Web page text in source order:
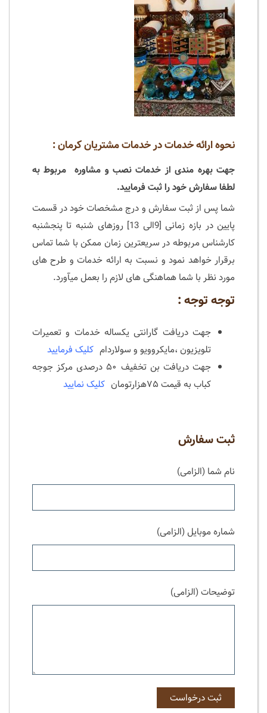
نحوه ارائه خدمات در خدمات مشتریان کرمان :
جهت بهره مندی از خدمات نصب و مشاوره مربوط به
لطفا سفارش خود را ثبت فرمایید.
شما پس از ثبت سفارش و درج مشخصات خود در قسمت
پایین در بازه زمانی [9الی 13] روزهای شنبه تا پنجشنبه
کارشناس مربوطه در سریعترین زمان ممکن با شما تماس
برقرار خواهد نمود و نسبت به ارائه خدمات و طرح های
مورد نظر با شما هماهنگی های لازم را بعمل میآورد.
توجه توجه :
جهت دریافت گارانتی یکساله خدمات و تعمیرات
تلویزیون ،مایکروویو و سولاردام کلیک فرمایید
جهت دریافت بن تخفیف ۵۰ درصدی مرکز جوجه
کباب به قیمت ۷۵هزارتومان
کلیک نمایید
ثبت سفارش
نام شما (الزامی)
شماره موبایل (الزامی)
توضیحات (الزامی)